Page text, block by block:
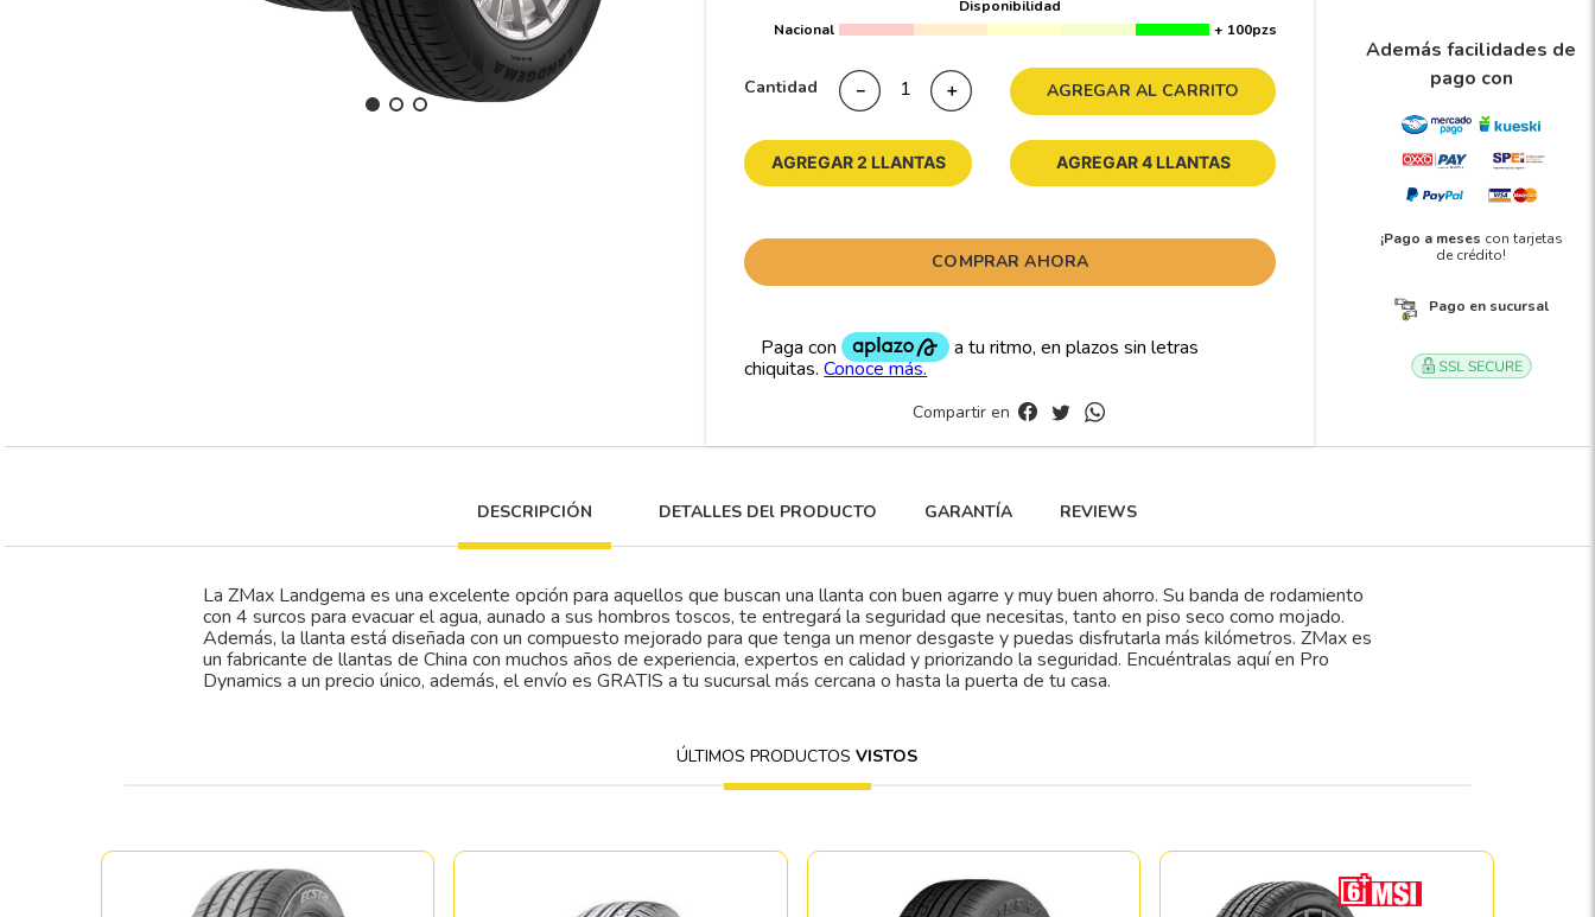
Disponibilidad
Nacional
+ 100pzs
Cantidad ＋
－ AGREGAR AL CARRITO
AGREGAR 2 LLANTAS AGREGAR 4 LLANTAS
COMPRAR AHORA
Compartir en
Además facilidades de
pago con
¡Pago a meses con tarjetas
de crédito!
Pago en sucursal
DESCRIPCIÓN DETALLES DEl PRODUCTO GARANTÍA REVIEWS
La ZMax Landgema es una excelente opción para aquellos que buscan una llanta con buen agarre y muy buen ahorro. Su banda de rodamiento
con 4 surcos para evacuar el agua, aunado a sus hombros toscos, te entregará la seguridad que necesitas, tanto en piso seco como mojado.
Además, la llanta está diseñada con un compuesto mejorado para que tenga un menor desgaste y puedas disfrutarla más kilómetros. ZMax es
un fabricante de llantas de China con muchos años de experiencia, expertos en calidad y priorizando la seguridad. Encuéntralas aquí en Pro
Dynamics a un precio único, además, el envío es GRATIS a tu sucursal más cercana o hasta la puerta de tu casa.
ÚLTIMOS PRODUCTOSVISTOS